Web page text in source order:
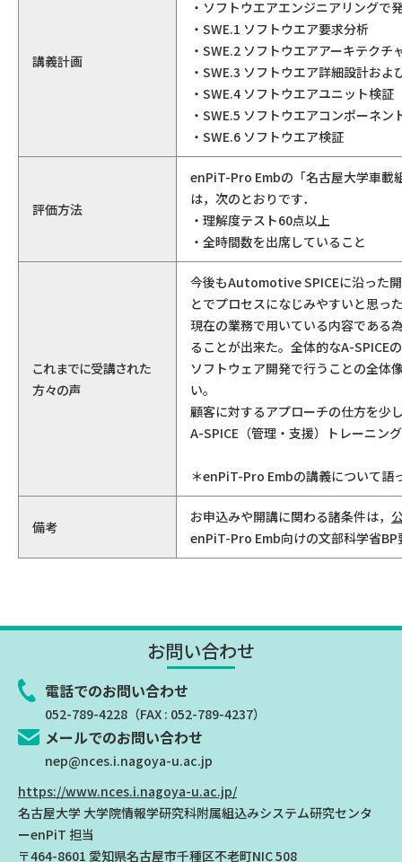
講義計画
・ソフトウエアエンジニアリングで
・SWE.1 ソフトウエア要求分析
・SWE.2 ソフトウエアアーキテクチ
・SWE.3 ソフトウエア詳細設計およ
・SWE.4 ソフトウエアユニット検証
・SWE.5 ソフトウエアコンポーネ
・SWE.6 ソフトウエア検証
評価方法
enPiT-Pro Embの「名古屋大学車載
は，次のとおりです．
・理解度テスト60点以上
・全時間数を出席していること
これまでに受講された
方々の声
今後もAutomotive SPICEに沿った
とでプロセスになじみやすいと思っ
現在の業務で用いている内容である
ることが出来た。全体的なA-SPICE
ソフトウェア開発で行うことの全体
い。
顧客に対するアプローチの仕方を少
A-SPICE（管理・支援）トレーニン
＊enPiT-Pro Embの講義について語
備考
お申込みや開講に関わる諸条件は，
enPiT-Pro Emb向けの文部科学省
お問い合わせ
電話でのお問い合わせ
052-789-4228 （FAX : 052-789-4237）
メールでのお問い合わせ
nep@nces.i.nagoya-u.ac.jp
https://www.nces.i.nagoya-u.ac.jp/
名古屋大学 大学院情報学研究科附属組込みシステム研究センタ
ーenPiT 担当
〒464-8601 愛知県名古屋市千種区不老町NIC 508